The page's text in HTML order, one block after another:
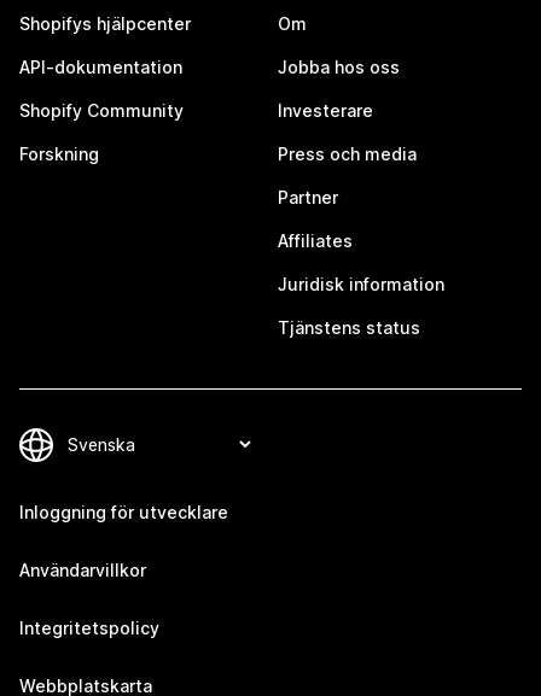
Shopifys hjälpcenter
API-dokumentation
Shopify Community
Forskning
Om
Jobba hos oss
Investerare
Press och media
Partner
Affiliates
Juridisk information
Tjänstens status
Inloggning för utvecklare
Användarvillkor
Integritetspolicy
Webbplatskarta